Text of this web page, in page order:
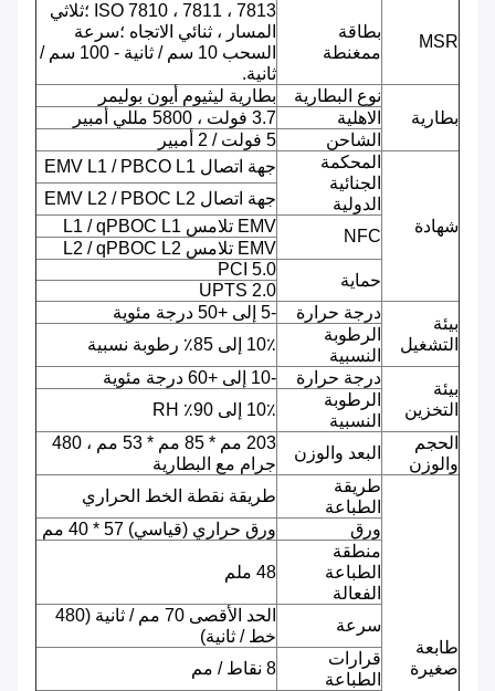
MSR
بطاقة
ممغنطة
ISO 7810 ، 7811 ، 7813 ؛ثلاثي
المسار ، ثنائي الاتجاه ؛سرعة
السحب 10 سم / ثانية - 100 سم /
ثانية.
بطارية
نوع البطارية
بطارية ليثيوم أيون بوليمر
الاهلية
3.7 فولت ، 5800 مللي أمبير
الشاحن
5 فولت / 2 أمبير
شهادة
المحكمة
الجنائية
الدولية
جهة اتصال EMV L1 / PBCO L1
جهة اتصال EMV L2 / PBOC L2
NFC
EMV تلامس L1 / qPBOC L1
EMV تلامس L2 / qPBOC L2
حماية
PCI 5.0
UPTS 2.0
بيئة
التشغيل
درجة حرارة
-5 إلى +50 درجة مئوية
الرطوبة
النسبية
10٪ إلى 85٪ رطوبة نسبية
بيئة
التخزين
درجة حرارة
-10 إلى +60 درجة مئوية
الرطوبة
النسبية
10٪ إلى 90٪ RH
الحجم
والوزن
البعد والوزن
203 مم * 85 مم * 53 مم ، 480
جرام مع البطارية
طابعة
صغيرة
طريقة
الطباعة
طريقة نقطة الخط الحراري
ورق
ورق حراري (قياسي) 57 * 40 مم
منطقة
الطباعة
الفعالة
48 ملم
سرعة
الحد الأقصى 70 مم / ثانية (480
خط / ثانية)
قرارات
الطباعة
8 نقاط / مم